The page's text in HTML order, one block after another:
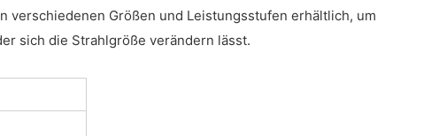
verschiedenen Größen und Leistungsstufen erhältlich, um
sich die Strahlgröße verändern lässt.